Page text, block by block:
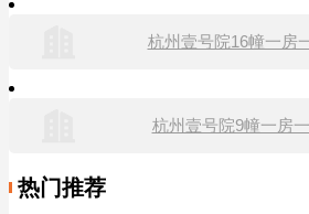
杭州壹号院16幢一房
杭州壹号院9幢一房
热门推荐